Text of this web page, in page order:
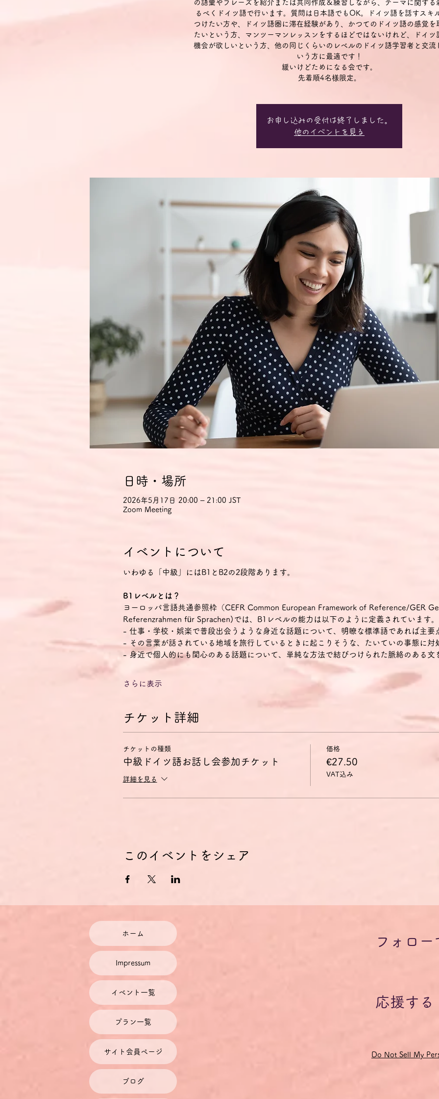
の語彙やフレーズを紹介または共同作成＆練習しながら、テーマに関する
るべくドイツ語で行います。質問は日本語でもOK。ドイツ語を話すスキ
つけたい方や、ドイツ語圏に滞在経験があり、かつてのドイツ語の感覚を
たいという方、マンツーマンレッスンをするほどではないけれど、ドイツ
機会が欲しいという方、他の同じくらいのレベルのドイツ語学習者と交流
いう方に最適です！
緩いけどためになる会です。
先着順4名様限定。
お申し込みの受付は終了しました。
他のイベントを見る
日時・場所
2026年5月17日 20:00 – 21:00 JST
Zoom Meeting
イベントについて
いわゆる「中級」にはB1とB2の2段階あります。
B1レベルとは？
ヨーロッパ言語共通参照枠（CEFR Common European Framework of Reference/GER
Referenzrahmen für Sprachen)では、B1レベルの能力は以下のように定義されています。
- 仕事・学校・娯楽で普段出会うような身近な話題について、明瞭な標準語であれば主要
- その言葉が話されている地域を旅行しているときに起こりそうな、たいていの事態に対
- 身近で個人的にも関心のある話題について、単純な方法で結びつけられた脈絡のある文
さらに表示
チケット詳細
チケットの種類
中級ドイツ語お話し会参加チケット
詳細を見る
価格
€27.50
VAT込み
このイベントをシェア
ホーム
Impressum
イベント一覧
プラン一覧
サイト会員ページ
ブログ
フォロー
応援する
Do Not Sell My